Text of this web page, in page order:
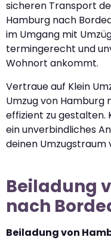
sicheren Transport
Hamburg nach
im Umgang mit
termingerecht und
Wohnort ankommt.
Vertraue auf Klein
Umzug von Hamburg
effizient zu gestalten.
ein unverbindliches
deinen Umzugstraum
Beiladung
nach
Beiladung von